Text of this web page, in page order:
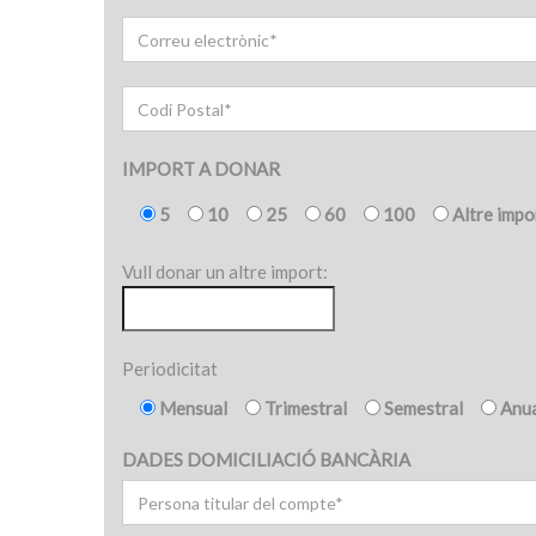
IMPORT A DONAR
5 10 25 60 100 Altre
Vull donar un altre import:
Periodicitat
Mensual
Trimestral Semestral
DADES DOMICILIACIÓ BANCÀRIA